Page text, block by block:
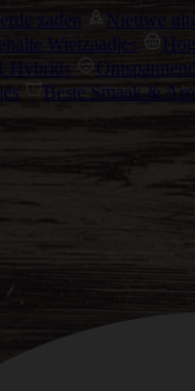
zaden
Nieuwe
Wietzaadjes
Hybrids
Beste Smaak &